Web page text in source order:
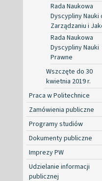
Rada Naukowa
Dyscypliny Nauki
Zarządzaniu i
Rada Naukowa
Dyscypliny Nauki
Prawne
Wszczęte do 30
kwietnia 2019 r.
Praca w Politechnice
Zamówienia publiczne
Programy studiów
Dokumenty publiczne
Imprezy PW
Udzielanie informacji
publicznej